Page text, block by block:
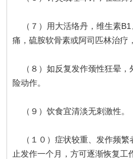
（７）用大活络丹，维生素B1
痛，硫胺软骨素或阿司匹林治疗
（８）如反复发作颈性狂晕，
险动作。
（９）饮食宜清淡无刺激性。
（１０）症状较重、发作频繁
止发作一个月，方可逐渐恢复工